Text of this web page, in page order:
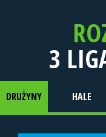
3
DRUŻYNY HALE